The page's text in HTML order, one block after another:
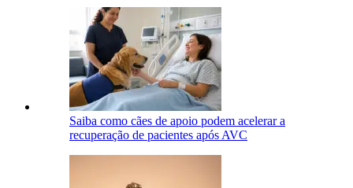
Saiba como cães de apoio podem acelerar a
recuperação de pacientes após AVC